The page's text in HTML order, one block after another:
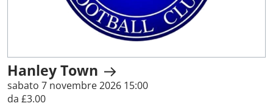
Hanley Town
sabato 7 novembre 2026 15:00
da £3.00